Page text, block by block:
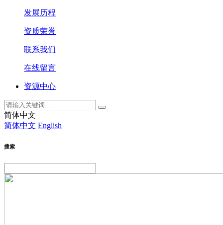
发展历程
资质荣誉
联系我们
在线留言
资源中心
简体中文
简体中文 English
搜索